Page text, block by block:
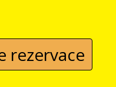
rezervace